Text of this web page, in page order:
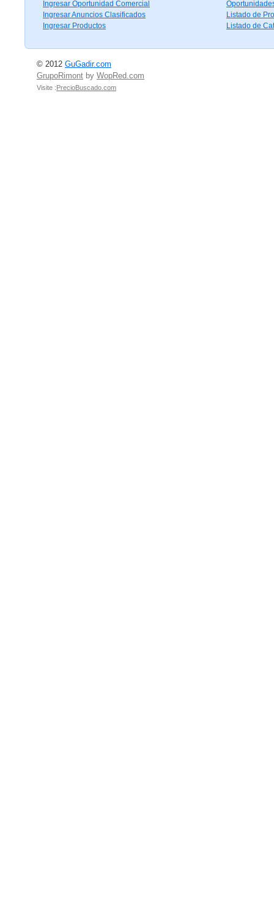
Ingresar Oportunidad Comercial
Ingresar Anuncios Clasificados
Ingresar Productos
Listado de
Listado de
© 2012 GuGadir.com
GrupoRimont by WopRed.com
Visite :PrecioBuscado.com